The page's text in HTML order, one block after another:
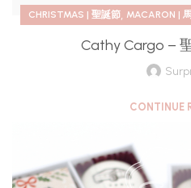
CHRISTMAS | 聖誕節, MACARON |
Cathy Cargo –
CONTINUE